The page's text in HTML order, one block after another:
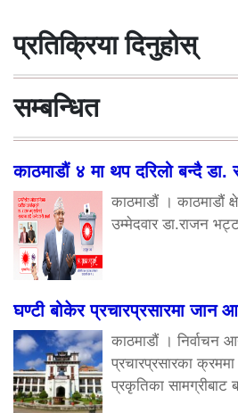
प्रतिक्रिया दिनुहोस्
सम्बन्धित
काठमाडौं ४ मा थप दरिलो बन्दै डा.
काठमाडौं । काठमाडौं
उम्मेदवार डा.राजन
घण्टी बोकेर प्रचारप्रसारमा जान
काठमाडौं । निर्वाचन
प्रचारप्रसारका
प्रकृतिका सामग्रीबाट